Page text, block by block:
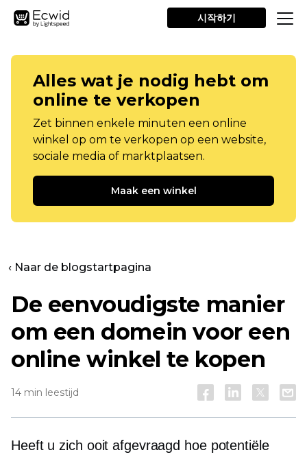
시작하기
Alles wat je nodig hebt om
online te verkopen
Zet binnen enkele minuten een online
winkel op om te verkopen op een website,
sociale media of marktplaatsen.
Maak een winkel
‹ Naar de blogstartpagina
De eenvoudigste manier
om een ​​domein voor een
online winkel te kopen
14 min leestijd
Heeft u zich ooit afgevraagd hoe potentiële